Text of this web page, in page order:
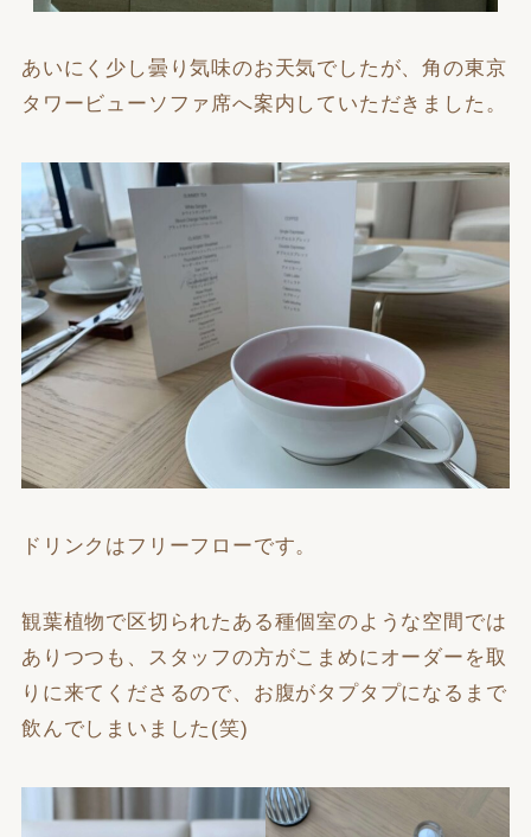
あいにく少し曇り気味のお天気でしたが、角の東京
タワービューソファ席へ案内していただきました。
ドリンクはフリーフローです。
観葉植物で区切られたある種個室のような空間では
ありつつも、スタッフの方がこまめにオーダーを取
りに来てくださるので、お腹がタプタプになるまで
飲んでしまいました(笑)